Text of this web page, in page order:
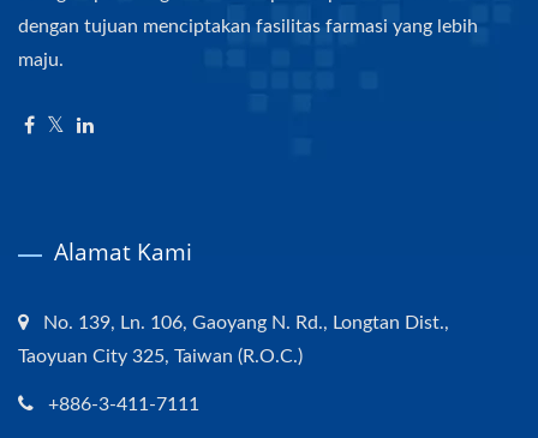
dengan tujuan menciptakan fasilitas farmasi yang lebih
maju.
Alamat Kami
No. 139, Ln. 106, Gaoyang N. Rd., Longtan Dist.,
Taoyuan City 325, Taiwan (R.O.C.)
+886-3-411-7111